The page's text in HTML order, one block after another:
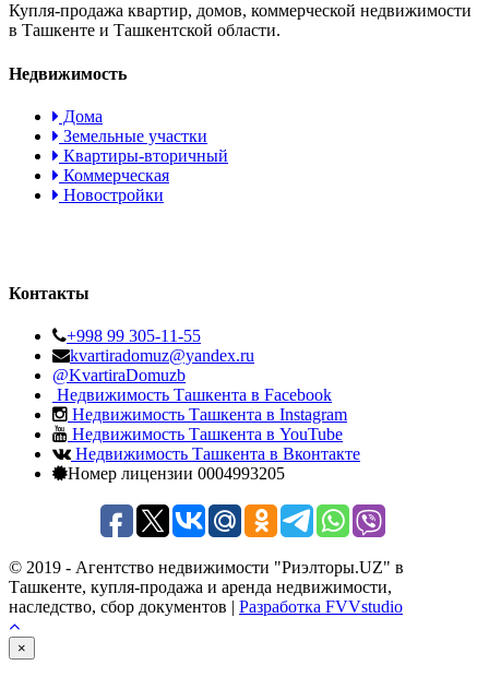
Купля-продажа квартир, домов, коммерческой недвижимости
в Ташкенте и Ташкентской области.
Недвижимость
Дома
Земельные участки
Квартиры-вторичный
Коммерческая
Новостройки
Контакты
+998 99 305-11-55
kvartiradomuz@yandex.ru
@KvartiraDomuzb
Недвижимость Ташкента в Facebook
Недвижимость Ташкента в Instagram
Недвижимость Ташкента в YouTube
Недвижимость Ташкента в Вконтакте
Номер лицензии 0004993205
© 2019 - Агентство недвижимости "Риэлторы.UZ" в
Ташкенте, купля-продажа и аренда недвижимости,
наследство, сбор документов | Разработка FVVstudio
×